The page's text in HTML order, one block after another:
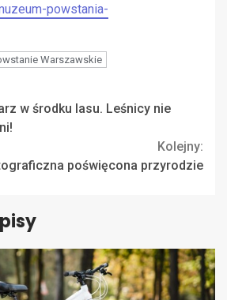
powstania-
Warszawskie
w środku lasu. Leśnicy nie
Kolejny:
poświęcona przyrodzie